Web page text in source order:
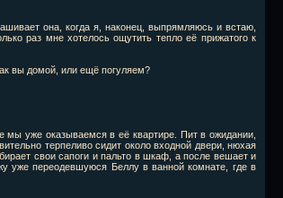
она, когда я, наконец, выпрямляюсь и встаю,
раз мне хотелось ощутить тепло её прижатого к
вы домой, или ещё погуляем?
уже оказываемся в её квартире. Пит в ожидании,
терпеливо сидит около входной двери, нюхая
свои сапоги и пальто в шкаф, а после вешает и
уже переодевшуюся Беллу в ванной комнате, где в